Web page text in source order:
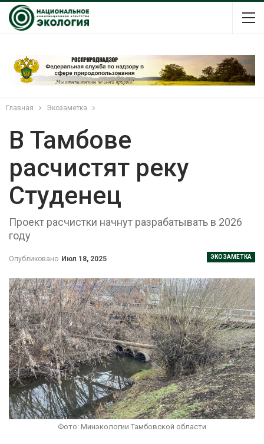
Главная Экозаметка
В Тамбове
расчистят реку
Студенец
Проект расчистки начнут разрабатывать в 2026
году
ЭКОЗАМЕТКА
Опубликовано Июл 18, 2025
Фото: Минэкологии Тамбовской области